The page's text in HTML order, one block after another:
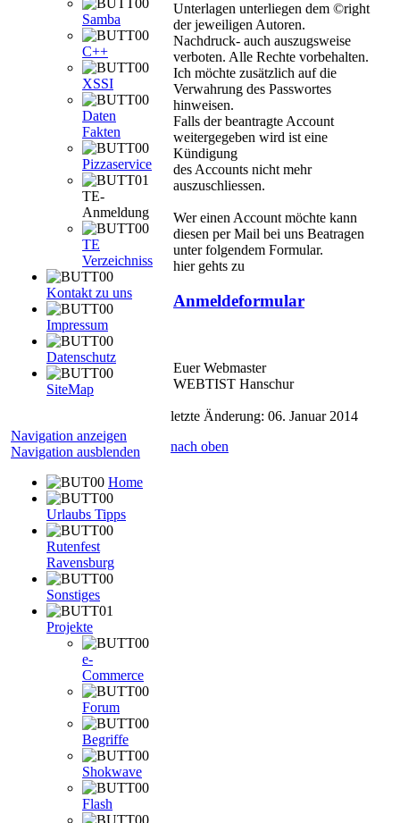
Samba
C++
XSSI
Daten
Fakten
Pizzaservice
TE-
Anmeldung
TE
Verzeichniss
Kontakt zu uns
Impressum
Datenschutz
SiteMap
Navigation anzeigen
Navigation ausblenden
Home
Urlaubs Tipps
Rutenfest
Ravensburg
Sonstiges
Projekte
e-
Commerce
Forum
Begriffe
Shokwave
Flash
Unterlagen unterliegen dem ©right
der jeweiligen Autoren.
Nachdruck- auch auszugsweise
verboten. Alle Rechte vorbehalten.
Ich möchte zusätzlich auf die
Verwahrung des Passwortes
hinweisen.
Falls der beantragte Account
weitergegeben wird ist eine
Kündigung
des Accounts nicht mehr
auszuschliessen.
Wer einen Account möchte kann
diesen per Mail bei uns Beatragen
unter folgendem Formular.
hier gehts zu
Anmeldeformular
Euer Webmaster
WEBTIST Hanschur
letzte Änderung: 06. Januar 2014
nach oben